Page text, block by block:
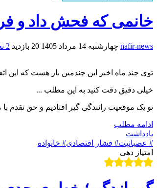
خانمی که فحش داد و
nafir-news چهارشنبه 14 مرداد 1405 20 بازدید 2 نظر
توی چند ماه اخیر این چندمین بار هست که این
خیلی دقیق دقت کنید به این مطلب ...
تو یک موقعیت رانندگی گیر افتادیم و حق تقدم
ادامه مطلب
یادداشت
# عصبانیت# فشار اقتصادی# خانواده
امتیاز دهی